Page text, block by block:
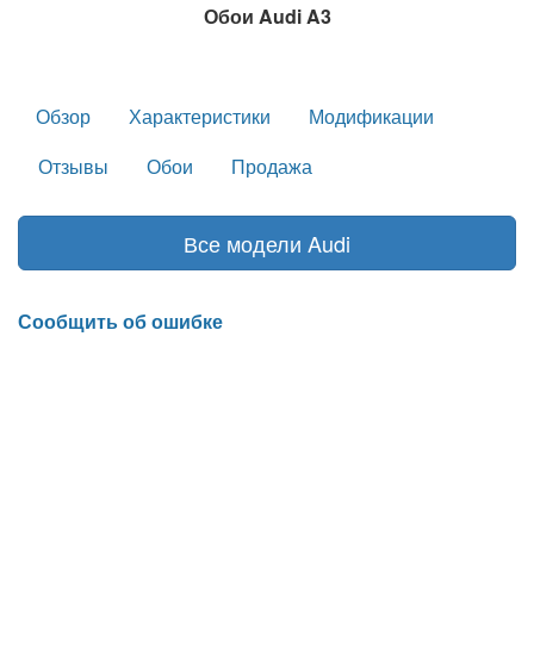
Обои Audi A3
Обзор Характеристики
Модификации
Отзывы
Обои Продажа
Все модели Audi
Сообщить об ошибке